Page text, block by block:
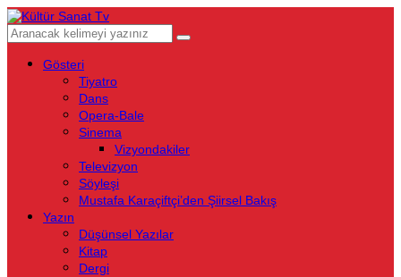
Gösteri
Tiyatro
Dans
Opera-Bale
Sinema
Vizyondakiler
Televizyon
Söyleşi
Mustafa Karaçiftçi’den Şiirsel Bakış
Yazın
Düşünsel Yazılar
Kitap
Dergi